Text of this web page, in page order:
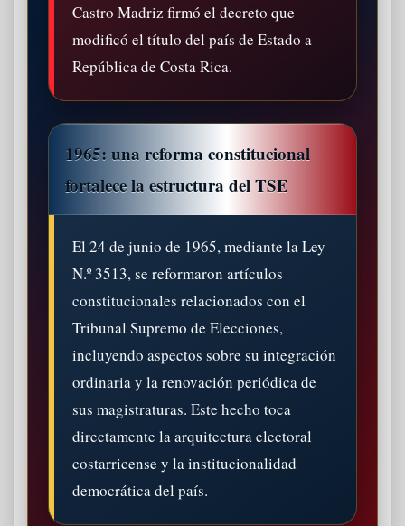
Castro Madriz firmó el decreto que
modificó el título del país de Estado a
República de Costa Rica.
1965: una reforma constitucional
fortalece la estructura del TSE
El 24 de junio de 1965, mediante la Ley
N.º 3513, se reformaron artículos
constitucionales relacionados con el
Tribunal Supremo de Elecciones,
incluyendo aspectos sobre su integración
ordinaria y la renovación periódica de
sus magistraturas. Este hecho toca
directamente la arquitectura electoral
costarricense y la institucionalidad
democrática del país.